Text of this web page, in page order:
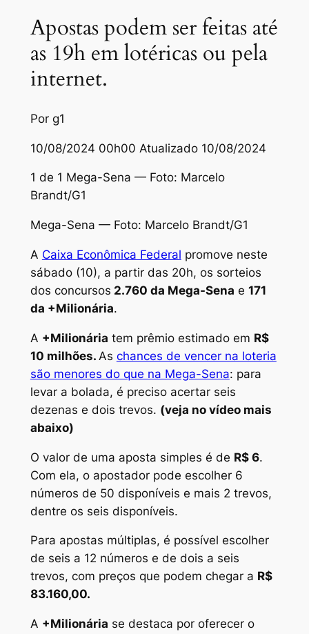
Apostas podem ser feitas até
as 19h em lotéricas ou pela
internet.
Por g1
10/08/2024 00h00 Atualizado 10/08/2024
1 de 1 Mega-Sena — Foto: Marcelo
Brandt/G1
Mega-Sena — Foto: Marcelo Brandt/G1
A Caixa Econômica Federal promove neste
sábado (10), a partir das 20h, os sorteios
dos concursos 2.760 da Mega-Sena e 171
da +Milionária.
A +Milionária tem prêmio estimado em R$
10 milhões. As chances de vencer na loteria
são menores do que na Mega-Sena: para
levar a bolada, é preciso acertar seis
dezenas e dois trevos. (veja no vídeo mais
abaixo)
O valor de uma aposta simples é de R$ 6.
Com ela, o apostador pode escolher 6
números de 50 disponíveis e mais 2 trevos,
dentre os seis disponíveis.
Para apostas múltiplas, é possível escolher
de seis a 12 números e de dois a seis
trevos, com preços que podem chegar a R$
83.160,00.
A +Milionária se destaca por oferecer o